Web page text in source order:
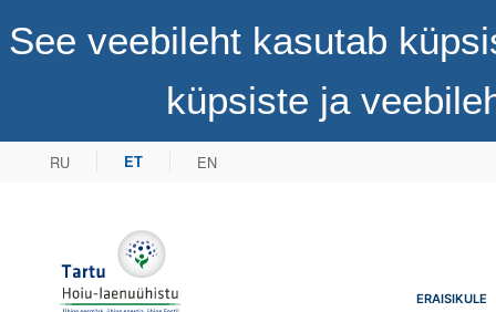
See veebileht kasutab
küpsiste ja
RU ET EN
Tartu Hoiu-laenuühistuERAISIKULE